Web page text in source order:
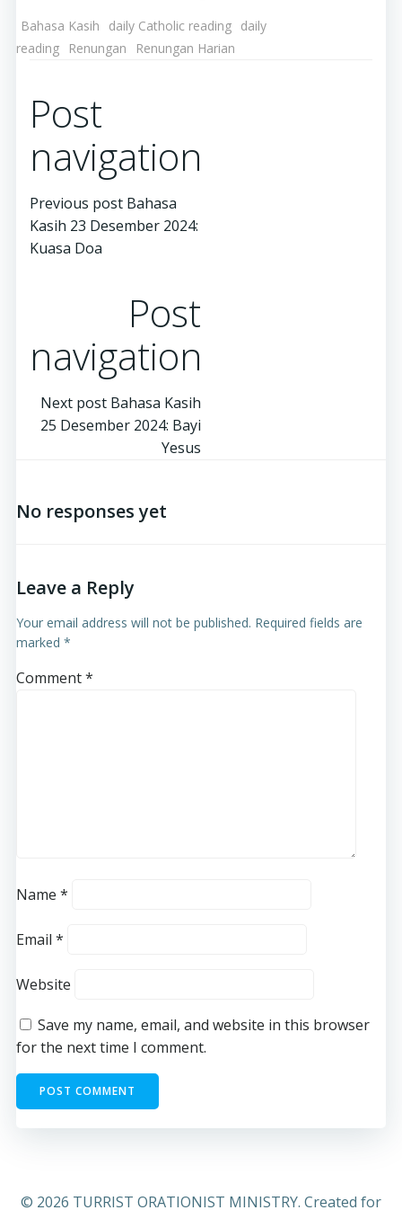
Bahasa Kasih daily Catholic reading daily
reading
Renungan Renungan Harian
Post
navigation
Previous post Bahasa
Kasih 23 Desember 2024:
Kuasa Doa
Post
navigation
Next post Bahasa Kasih
25 Desember 2024: Bayi
Yesus
No responses yet
Leave a Reply
Your email address will not be published. Required fields are
marked *
Comment*
Name *
Email *
Website
Save my name, email, and website in this browser
for the next time I comment.
© 2026 TURRIST ORATIONIST MINISTRY. Created for